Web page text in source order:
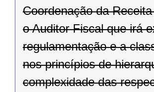
Coordenação da
o Auditor Fiscal que irá
regulamentação e a
nos princípios de
complexidade das